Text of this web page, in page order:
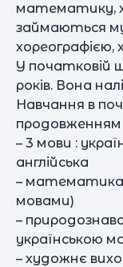
математику,
займаються
У початковій
років. Вона
Навчання в
– 3 мови :
англійська
– математика
мовами)
–
українською
– художнє